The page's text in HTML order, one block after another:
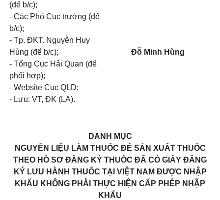
(để b/c);
- Các Phó Cục trưởng (để
b/c);
- Tp. ĐKT. Nguyễn Huy
Hùng (để b/c);
- Tổng Cục Hải Quan (để
phối hợp);
- Website Cục QLD;
- Lưu: VT, ĐK (LA).
Đỗ Minh Hùng
DANH MỤC
NGUYÊN LIỆU LÀM THUỐC ĐỂ SẢN XUẤT THUỐC
THEO HỒ SƠ ĐĂNG KÝ THUỐC ĐÃ CÓ GIẤY ĐĂNG
KÝ LƯU HÀNH THUỐC TẠI VIỆT NAM ĐƯỢC NHẬP
KHẨU KHÔNG PHẢI THỰC HIỆN CẤP PHÉP NHẬP
KHẨU